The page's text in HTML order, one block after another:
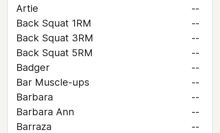
Artie
--
Back Squat 1RM
--
Back Squat 3RM
--
Back Squat 5RM
--
Badger
--
Bar Muscle-ups
--
Barbara
--
Barbara Ann
--
Barraza
--